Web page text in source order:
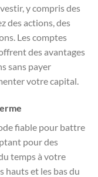
y compris des
des actions, des
Les comptes
des avantages
sans payer
votre capital.
fiable pour battre
pour des
temps à votre
hauts et les bas du